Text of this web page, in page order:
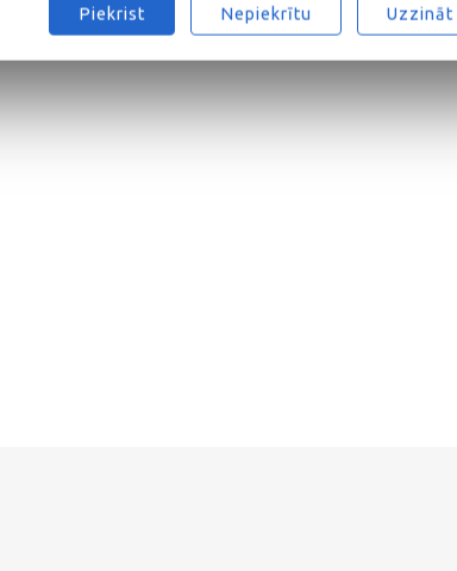
Piekrist Nepiekrītu Uzzināt